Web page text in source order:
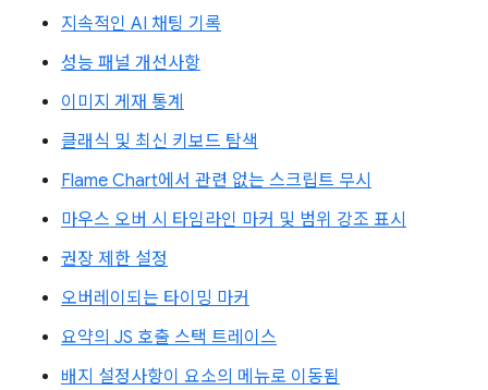
지속적인 AI 채팅 기록
성능 패널 개선사항
이미지 게재 통계
클래식 및 최신 키보드 탐색
Flame Chart에서 관련 없는 스크립트 무시
마우스 오버 시 타임라인 마커 및 범위 강조 표시
권장 제한 설정
오버레이되는 타이밍 마커
요약의 JS 호출 스택 트레이스
배지 설정사항이 요소의 메뉴로 이동됨